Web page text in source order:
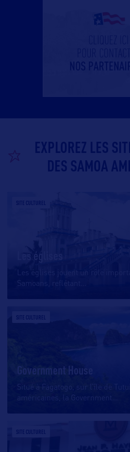
EXPLOREZ LES
DES SAMOA
SITE CULTUREL
Les églises
Les églises jouent un rôle
Samoans, reflétant
SITE CULTUREL
Government House
Situé à Fagatogo, sur l’île de
américaines, la Government
SITE CULTUREL